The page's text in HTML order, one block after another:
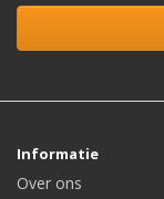
Informatie
Over ons